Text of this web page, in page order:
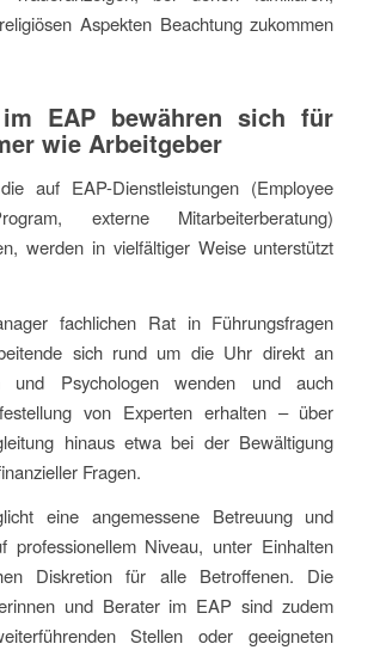
Aspekten Beachtung zukommen
EAP bewähren sich für
wie Arbeitgeber
auf EAP-Dienstleistungen (Employee
externe Mitarbeiterberatung)
werden in vielfältiger Weise unterstützt
fachlichen Rat in Führungsfragen
sich rund um die Uhr direkt an
und Psychologen wenden und auch
von Experten erhalten – über
hinaus etwa bei der Bewältigung
Fragen.
eine angemessene Betreuung und
professionellem Niveau, unter Einhalten
Diskretion für alle Betroffenen. Die
und Berater im EAP sind zudem
Stellen oder geeigneten